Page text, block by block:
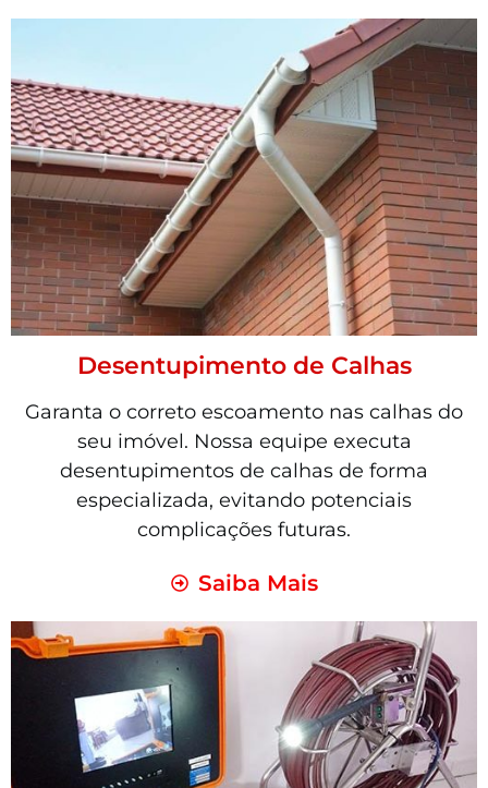
Desentupimento de Calhas
Garanta o correto escoamento nas calhas do
seu imóvel. Nossa equipe executa
desentupimentos de calhas de forma
especializada, evitando potenciais
complicações futuras.
Saiba Mais